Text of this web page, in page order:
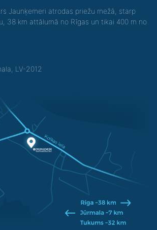
Jaunķemeri atrodas priežu mežā, starp
38 km attālumā no Rīgas un tikai 400 m no
LV-2012